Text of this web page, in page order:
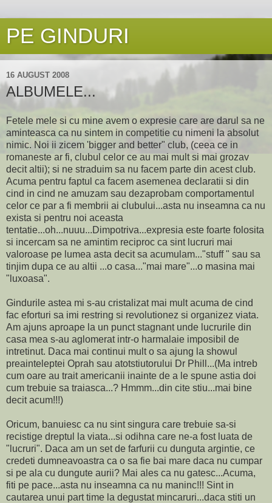
PE GINDURI
16 AUGUST 2008
ALBUMELE...
Fetele mele si cu mine avem o expresie care are darul sa ne
aminteasca ca nu sintem in competitie cu nimeni la absolut
nimic. Noi ii zicem 'bigger and better" club, (ceea ce in
romaneste ar fi, clubul celor ce au mai mult si mai grozav
decit altii); si ne straduim sa nu facem parte din acest club.
Acuma pentru faptul ca facem asemenea declaratii si din
cind in cind ne amuzam sau dezaprobam comportamentul
celor ce par a fi membrii ai clubului...asta nu inseamna ca nu
exista si pentru noi aceasta
tentatie...oh...nuuu...Dimpotriva...expresia este foarte folosita
si incercam sa ne amintim reciproc ca sint lucruri mai
valoroase pe lumea asta decit sa acumulam..."stuff " sau sa
tinjim dupa ce au altii ...o casa..."mai mare"...o masina mai
"luxoasa".
Gindurile astea mi s-au cristalizat mai mult acuma de cind
fac eforturi sa imi restring si revolutionez si organizez viata.
Am ajuns aproape la un punct stagnant unde lucrurile din
casa mea s-au aglomerat intr-o harmalaie imposibil de
intretinut. Daca mai continui mult o sa ajung la showul
preainteleptei Oprah sau atotstiutorului Dr Phill...(Ma intreb
cum oare au trait americanii inainte de a le spune astia doi
cum trebuie sa traiasca...? Hmmm...din cite stiu...mai bine
decit acum!!!)
Oricum, banuiesc ca nu sint singura care trebuie sa-si
recistige dreptul la viata...si odihna care ne-a fost luata de
"lucruri". Daca am un set de farfurii cu dunguta argintie, ce
credeti dumneavoastra ca o sa fie bai mare daca nu cumpar
si pe ala cu dungute aurii? Mai ales ca nu gatesc...Acuma,
fiti pe pace...asta nu inseamna ca nu maninc!!! Sint in
cautarea unui part time la degustat mincaruri...daca stiti un